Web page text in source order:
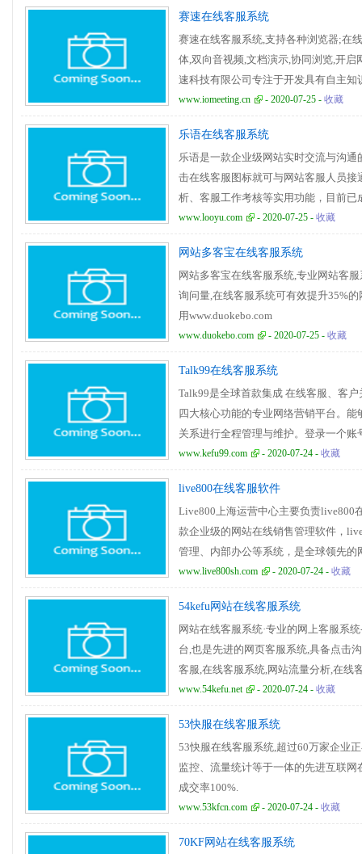
赛速在线客服系统
赛速在线客服系统,支持各种浏览器;在
体,双向音视频,文档演示,协同浏览,开启
速科技有限公司专注于开发具有自主
视频、图片、办公文档、文字等媒体
IOSales，赛速天眼 Eagle。所有产品都
板。公司的产品发展计划是在越来越
用领域提供高质量的多媒体互动产品，
www.iomeeting.cn - 2020-07-25 - 收藏
乐语在线客服系统
乐语是一款企业级网站实时交流与沟
击在线客服图标就可与网站客服人员
析、客服工作考核等实用功能，目前
备工具。
www.looyu.com - 2020-07-25 - 收藏
网站多客宝在线客服系统
网站多客宝在线客服系统,专业网站客
询问量,在线客服系统可有效提升35%
用www.duokebo.com
www.duokebo.com - 2020-07-25 - 收藏
Talk99在线客服系统
Talk99是全球首款集成 在线客服、客
四大核心功能的专业网络营销平台。
关系进行全程管理与维护。登录一个
企业内部沟通、营销效果分析 四大核
www.kefu99.com - 2020-07-24 - 收藏
live800在线客服软件
Live800上海运营中心主要负责live800
款企业级的网站在线销售管理软件，
管理、内部办公等系统，是全球领先的
www.live800sh.com - 2020-07-24 - 收藏
54kefu网站在线客服系统
网站在线客服系统·专业的网上客服系
台,也是先进的网页客服系统,具备点击
客服,在线客服系统,网站流量分析,在线
码,贸易通在线客服代码www.54kefu.net
www.54kefu.net - 2020-07-24 - 收藏
53快服在线客服系统
53快服在线客服系统,超过60万家企业
监控、流量统计等于一体的先进互联
成交率100%.
www.53kfcn.com - 2020-07-24 - 收藏
70KF网站在线客服系统